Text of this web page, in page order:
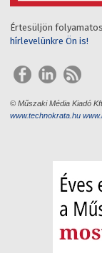
Értesüljön
hírlevelünkre Ön is!
© Műszaki Média Kiadó
www.technokrata.hu